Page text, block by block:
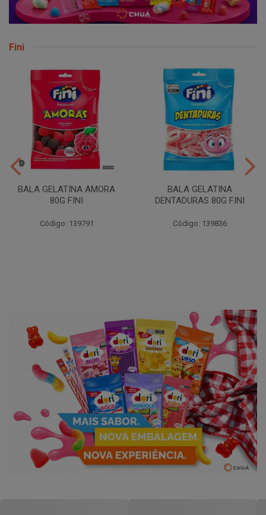
Fini
BALA GELATINA AMORA
80G FINI
Código: 139791
BALA GELATINA
DENTADURAS 80G FINI
Código: 139836